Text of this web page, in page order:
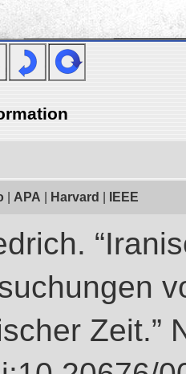
APA Harvard IEEE
Zeit.”